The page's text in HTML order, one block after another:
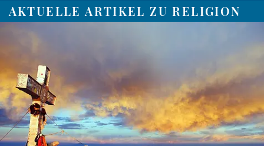
AKTUELLE ARTIKEL ZU RELIGION